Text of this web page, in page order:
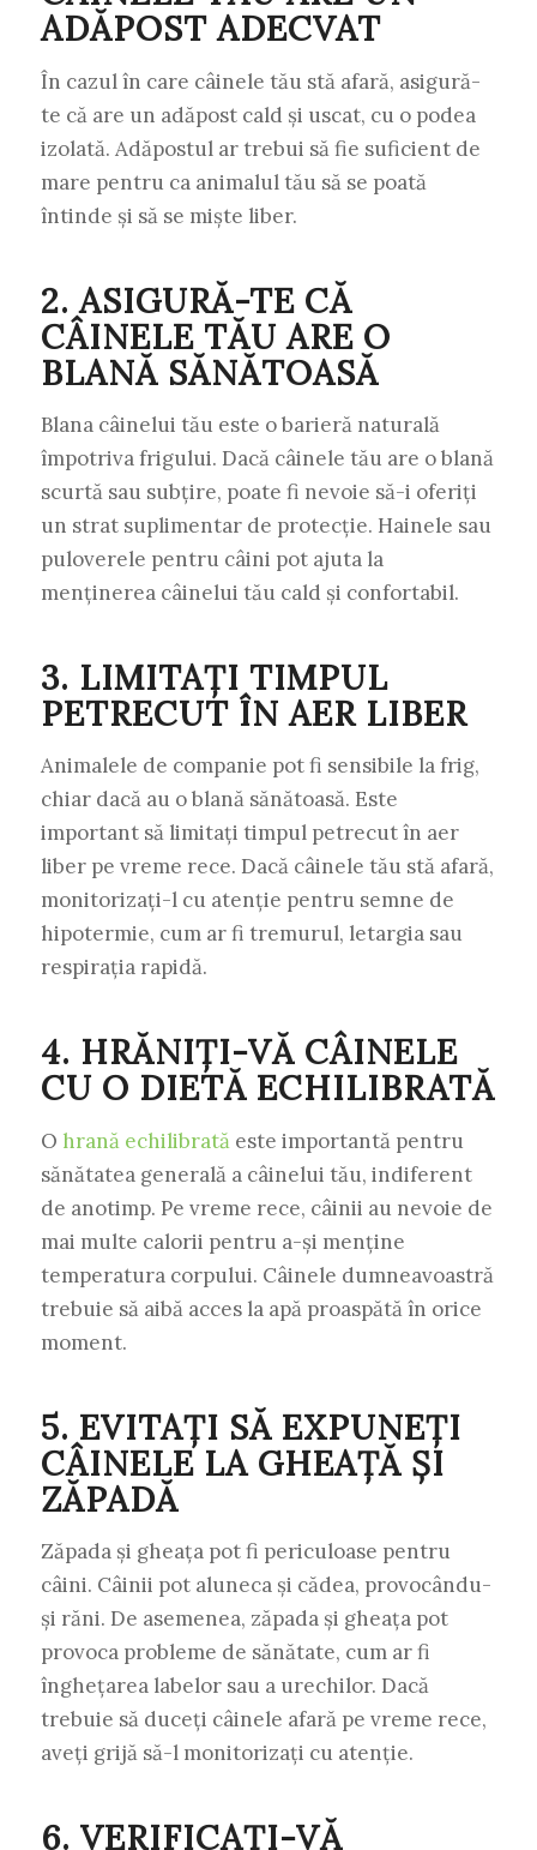
ADĂPOST ADECVAT
În cazul în care câinele tău stă afară, asigură-
te că are un adăpost cald și uscat, cu o podea
izolată. Adăpostul ar trebui să fie suficient de
mare pentru ca animalul tău să se poată
întinde și să se miște liber.
2. ASIGURĂ-TE CĂ
CÂINELE TĂU ARE O
BLANĂ SĂNĂTOASĂ
Blana câinelui tău este o barieră naturală
împotriva frigului. Dacă câinele tău are o blană
scurtă sau subțire, poate fi nevoie să-i oferiți
un strat suplimentar de protecție. Hainele sau
puloverele pentru câini pot ajuta la
menținerea câinelui tău cald și confortabil.
3. LIMITAȚI TIMPUL
PETRECUT ÎN AER LIBER
Animalele de companie pot fi sensibile la frig,
chiar dacă au o blană sănătoasă. Este
important să limitați timpul petrecut în aer
liber pe vreme rece. Dacă câinele tău stă afară,
monitorizați-l cu atenție pentru semne de
hipotermie, cum ar fi tremurul, letargia sau
respirația rapidă.
4. HRĂNIȚI-VĂ CÂINELE
CU O DIETĂ ECHILIBRATĂ
O hrană echilibratăeste importantă pentru
sănătatea generală a câinelui tău, indiferent
de anotimp. Pe vreme rece, câinii au nevoie de
mai multe calorii pentru a-și menține
temperatura corpului. Câinele dumneavoastră
trebuie să aibă acces la apă proaspătă în orice
moment.
5. EVITAȚI SĂ EXPUNEȚI
CÂINELE LA GHEAȚĂ ȘI
ZĂPADĂ
Zăpada și gheața pot fi periculoase pentru
câini. Câinii pot aluneca și cădea, provocându-
și răni. De asemenea, zăpada și gheața pot
provoca probleme de sănătate, cum ar fi
înghețarea labelor sau a urechilor. Dacă
trebuie să duceți câinele afară pe vreme rece,
aveți grijă să-l monitorizați cu atenție.
6. VERIFICAȚI-VĂ